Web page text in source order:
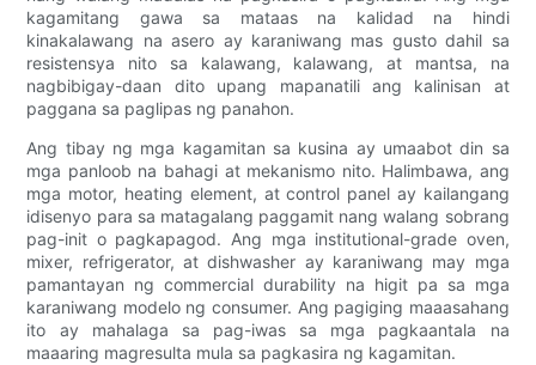
kagamitang gawa sa mataas na kalidad na hindi
kinakalawang na asero ay karaniwang mas gusto dahil sa
resistensya nito sa kalawang, kalawang, at mantsa, na
nagbibigay-daan dito upang mapanatili ang kalinisan at
paggana sa paglipas ng panahon.
Ang tibay ng mga kagamitan sa kusina ay umaabot din sa
mga panloob na bahagi at mekanismo nito. Halimbawa, ang
mga motor, heating element, at control panel ay kailangang
idisenyo para sa matagalang paggamit nang walang sobrang
pag-init o pagkapagod. Ang mga institutional-grade oven,
mixer, refrigerator, at dishwasher ay karaniwang may mga
pamantayan ng commercial durability na higit pa sa mga
karaniwang modelo ng consumer. Ang pagiging maaasahang
ito ay mahalaga sa pag-iwas sa mga pagkaantala na
maaaring magresulta mula sa pagkasira ng kagamitan.